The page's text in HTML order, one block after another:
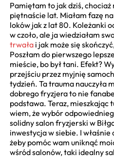
Pamiętam to jak dziś, chociaż
piętnaście lat. Miałam fazę
loków jak z lat 80. Koleżanki
w czoło, ale ja wiedziałam
trwała i jak może się
Poszłam do pierwszego
mieście, bo był tani. Efekt?
przejściu przez myjnię
tydzień. Ta trauma nauczyła
dobrego fryzjera to nie
podstawa. Teraz, mieszkając
wiem, że wybór
solidny salon fryzjerski w
inwestycja w siebie. I
żeby pomóc wam uniknąć
wśród salonów, taki idealny